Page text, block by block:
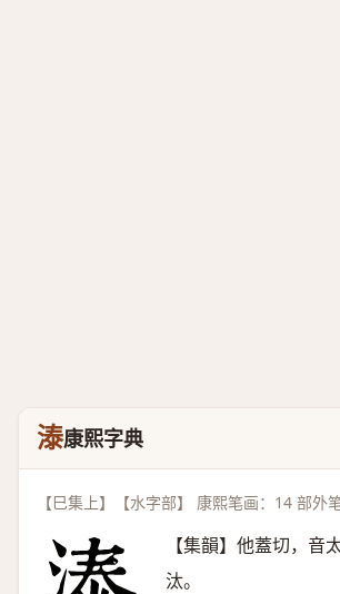
溙康熙字典
【巳集上】【水字部】 康熙笔画：14 部外
【集韻】他蓋切，音
汰。